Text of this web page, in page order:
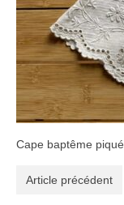
Mercerie
Dressing
Linge
Ephemera
Créations
Cape baptême
Article précédent